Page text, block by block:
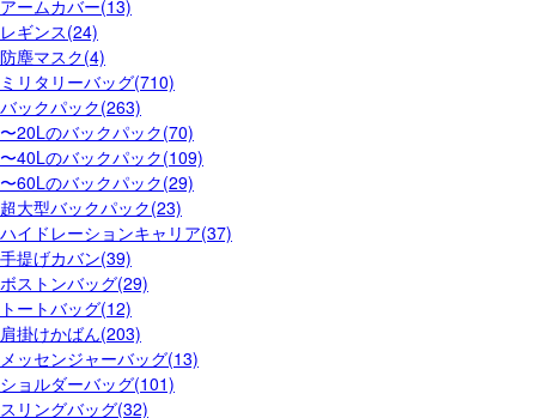
アームカバー(13)
レギンス(24)
防塵マスク(4)
ミリタリーバッグ(710)
バックパック(263)
〜20Lのバックパック(70)
〜40Lのバックパック(109)
〜60Lのバックパック(29)
超大型バックパック(23)
ハイドレーションキャリア(37)
手提げカバン(39)
ボストンバッグ(29)
トートバッグ(12)
肩掛けかばん(203)
メッセンジャーバッグ(13)
ショルダーバッグ(101)
スリングバッグ(32)